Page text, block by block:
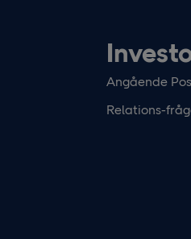
Angående
Relations-